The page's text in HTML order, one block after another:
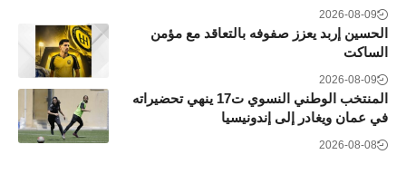
2026-08-09
الحسين إربد يعزز صفوفه بالتعاقد مع مؤمن
الساكت
2026-08-09
المنتخب الوطني النسوي ت17 ينهي تحضيراته
في عمان ويغادر إلى إندونيسيا
2026-08-08